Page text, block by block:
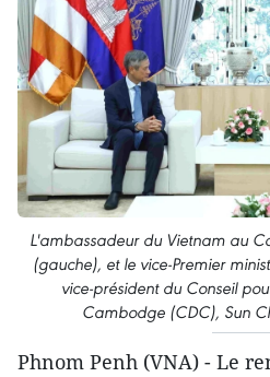
L'ambassadeur du Vietnam au
(gauche), et le vice-Premier
vice-président du Conseil
Cambodge (CDC), Sun
Phnom Penh (VNA) - Le